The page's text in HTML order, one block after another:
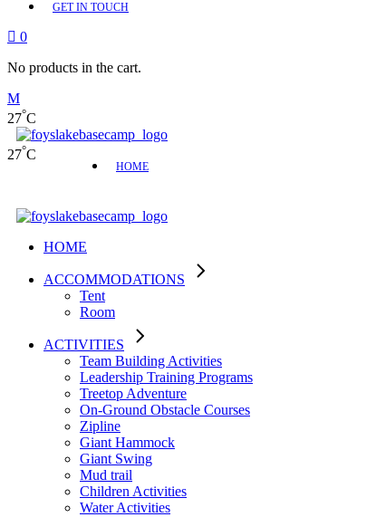
GET IN TOUCH
0
No products in the cart.
27°C
HOME
27°C
HOME
ACCOMMODATIONS
Tent
Room
ACTIVITIES
Team Building Activities
Leadership Training Programs
Treetop Adventure
On-Ground Obstacle Courses
Zipline
Giant Hammock
Giant Swing
Mud trail
Children Activities
Water Activities